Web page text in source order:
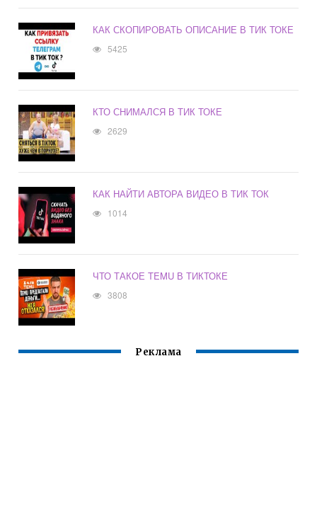
КАК СКОПИРОВАТЬ ОПИСАНИЕ В ТИК ТОКЕ
5425
КТО СНИМАЛСЯ В ТИК ТОКЕ
2629
КАК НАЙТИ АВТОРА ВИДЕО В ТИК ТОК
1014
ЧТО ТАКОЕ TEMU В ТИКТОКЕ
3808
Реклама